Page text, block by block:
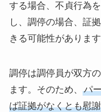
する場合、不貞行為
し、調停の場合、証
きる可能性があります
調停は調停員が双方
ます。そのため、 パ
ば証拠がなくとも慰